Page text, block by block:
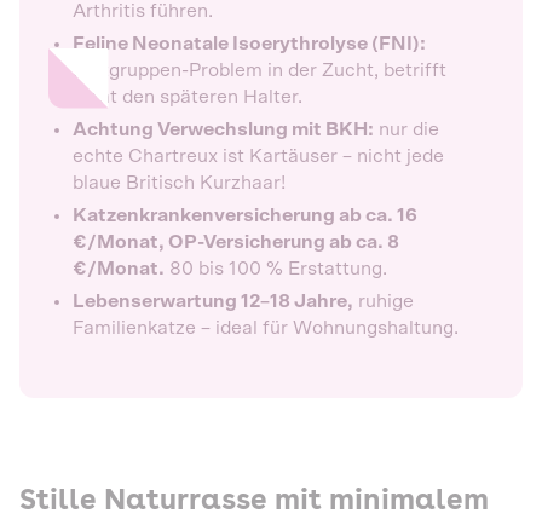
Arthritis führen.
Feline Neonatale Isoerythrolyse (FNI):
Blutgruppen-Problem in der Zucht, betrifft
nicht den späteren Halter.
Achtung Verwechslung mit BKH: nur die
echte Chartreux ist Kartäuser – nicht jede
blaue Britisch Kurzhaar!
Katzenkrankenversicherung ab ca. 16
€/Monat, OP-Versicherung ab ca. 8
€/Monat. 80 bis 100 % Erstattung.
Lebenserwartung 12–18 Jahre, ruhige
Familienkatze – ideal für Wohnungshaltung.
Stille Naturrasse mit minimalem